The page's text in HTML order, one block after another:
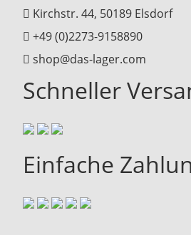
Kirchstr. 44, 50189 Elsdorf
+49 (0)2273-9158890
shop@das-lager.com
Schneller
Einfache